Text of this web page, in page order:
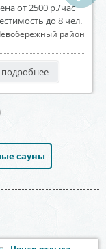
р./час
до 8 чел.
район
сауны